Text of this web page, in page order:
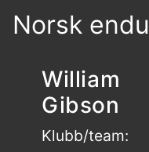
Norsk
William
Gibson
Klubb/team: